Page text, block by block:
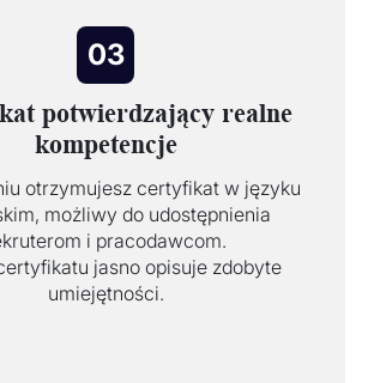
03
potwierdzający realne
kompetencje
otrzymujesz certyfikat w języku
możliwy do udostępnienia
i pracodawcom.
jasno opisuje zdobyte
umiejętności.